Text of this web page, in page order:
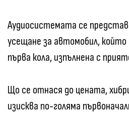
Аудиосистемата се
усещане за автомобил,
първа кола, изпълнена с
Що се отнася до цената,
изисква по-голяма